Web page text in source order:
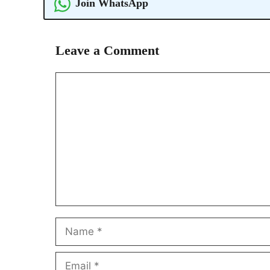
Join WhatsApp
Leave a Comment
Name
Email